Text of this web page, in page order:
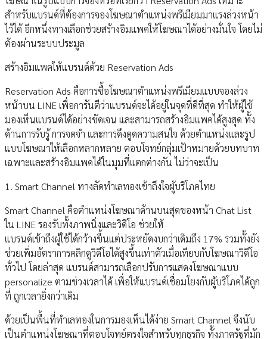
สำหรับแบรนด์ที่ต้องการจองโฆษณาตำแหน่งพรีเมียมมาแรงล่วงหน้า
ไว้ได้ อีกหนึ่งทางเลือกช่วยสร้างอิมแพคให้โฆษณาได้อย่างมั่นใจ โดยไม่
ต้องผ่านระบบประมูล
สร้างอิมแพคให้แบรนด์ด้วย Reservation Ads
Reservation Ads คือการซื้อโฆษณาตำแหน่งพรีเมียมแบบจองล่วง
หน้าบน LINE เพื่อการันตีว่าแบรนด์จะได้อยู่ในจุดที่ดีที่สุด ทำให้ผู้ใช้
มองเห็นแบรนด์ได้อย่างชัดเจน และสามารถสร้างอิมแพคได้สูงสุด ทั้ง
ด้านการรับรู้ การจดจำ และการดึงดูดความสนใจ ด้วยตำแหน่งและรูป
แบบโฆษณาให้เลือกหลากหลาย ตอบโจทย์กลุ่มเป้าหมายด้วยบทบาท
เฉพาะและสร้างอิมแพคได้ในมุมที่แตกต่างกัน ไม่ว่าจะเป็น
1. Smart Channel ทางลัดทำเลทองเข้าถึงใจผู้บริโภคไทย
Smart Channel คือตำแหน่งโฆษณาด้านบนสุดของหน้า Chat List
ใน LINE รองรับทั้งภาพนิ่งและวิดีโอ ช่วยให้
แบรนด์เข้าถึงผู้ใช้ได้กว้างขึ้นแต่ประหยัดงบกว่าเดิมถึง 17% รวมทั้งยัง
ช่วยเพิ่มอัตราการคลิกดูวิดีโอได้สูงขึ้นเท่าตัวเมื่อเทียบกับโฆษณาวิดีโอ
ทั่วไป โดยล่าสุด แบรนด์สามารถเลือกปรับการแสดงโฆษณาแบบ
personalize ตามช่วงเวลาได้ เพื่อให้แบรนด์เชื่อมโยงกับผู้บริโภคได้ถูก
ที่ ถูกเวลายิ่งกว่าเดิม
ด้วยเป็นพื้นที่ทำเลทองในการมองเห็นได้ง่าย Smart Channel จึงนับ
เป็นตำแหน่งโฆษณาที่ตอบโจทย์ตรงใจสำหรับทุกธุรกิจ ทั้งภาครัฐที่มัก